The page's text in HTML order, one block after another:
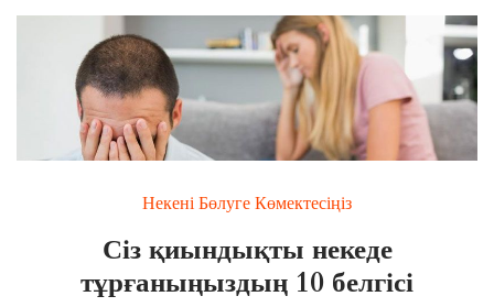
Некені Бөлуге Көмектесіңіз
Сіз қиындықты некеде
тұрғаныңыздың 10 белгісі